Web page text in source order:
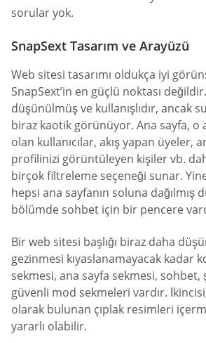
sorular yok.
SnapSext Tasarım ve Arayüzü
Web sitesi tasarımı oldukça iyi
SnapSext’in en güçlü noktası
düşünülmüş ve kullanışlıdır, ancak
biraz kaotik görünüyor. Ana sayfa, o
olan kullanıcılar, akış yapan üyeler,
profilinizi görüntüleyen kişiler vb.
birçok filtreleme seçeneği sunar.
hepsi ana sayfanın soluna dağılmış
bölümde sohbet için bir pencere
Bir web sitesi başlığı biraz daha
gezinmesi kıyaslanamayacak kadar
sekmesi, ana sayfa sekmesi,
güvenli mod sekmeleri vardır.
olarak bulunan çıplak resimleri
yararlı olabilir.